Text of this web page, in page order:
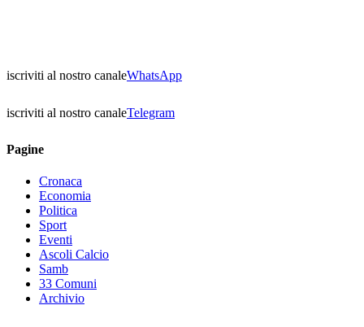
iscriviti al nostro canaleWhatsApp
iscriviti al nostro canaleTelegram
Pagine
Cronaca
Economia
Politica
Sport
Eventi
Ascoli Calcio
Samb
33 Comuni
Archivio